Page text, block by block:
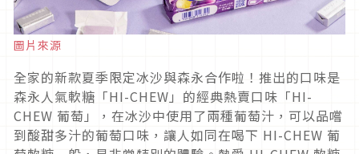
圖片來源
全家的新款夏季限定冰沙與森永合作啦！推出的口味是
森永人氣軟糖「HI-CHEW」的經典熱賣口味「HI-
CHEW 葡萄」，在冰沙中使用了兩種葡萄汁，可以品嚐
到酸甜多汁的葡萄口味，讓人如同在喝下 HI-CHEW 葡